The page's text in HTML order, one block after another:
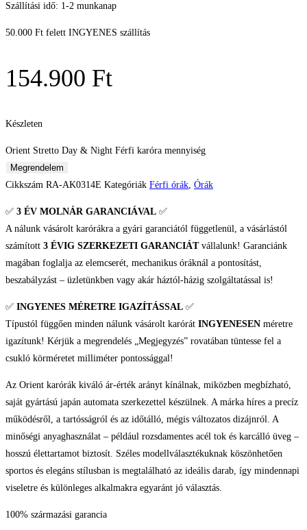
Szállítási idő: 1-2 munkanap
50.000 Ft felett INGYENES szállítás
154.900 Ft
Készleten
Orient Stretto Day & Night Férfi karóra mennyiség
Megrendelem
Cikkszám RA-AK0314E Kategóriák Férfi órák, Órák
✅ 3 ÉV MOLNÁR GARANCIÁVAL ✅
A nálunk vásárolt karórákra a gyári garanciától függetlenül, a vásárlástól
számított 3 ÉVIG SZERKEZETI GARANCIÁTvállalunk! Garanciánk
magában foglalja az elemcserét, mechanikus óráknál a pontosítást,
beszabályzást – üzletünkben vagy akár háztól-házig szolgáltatással is!
✅ INGYENES MÉRETRE IGAZÍTÁSSAL ✅
Típustól függően minden nálunk vásárolt karórát INGYENESEN méretre
igazítunk! Kérjük a megrendelés „Megjegyzés” rovatában tüntesse fel a
csukló körméretet milliméter pontossággal!
Az Orient karórák kiváló ár-érték arányt kínálnak, miközben megbízható,
saját gyártású japán automata szerkezettel készülnek. A márka híres a precíz
működésről, a tartósságról és az időtálló, mégis változatos dizájnról. A
minőségi anyaghasználat – például rozsdamentes acél tok és karcálló üveg –
hosszú élettartamot biztosít. Széles modellválasztékuknak köszönhetően
sportos és elegáns stílusban is megtalálható az ideális darab, így mindennapi
viseletre és különleges alkalmakra egyaránt jó választás.
100% származási garancia